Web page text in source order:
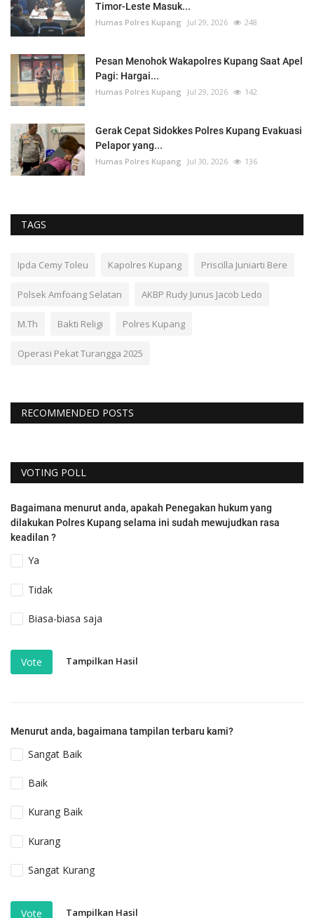
Timor-Leste Masuk...
Humas Polres Kupang Jul 29, 2026 248
Pesan Menohok Wakapolres Kupang Saat Apel
Pagi: Hargai...
Humas Polres Kupang Jul 29, 2026 142
Gerak Cepat Sidokkes Polres Kupang Evakuasi
Pelapor yang...
Humas Polres Kupang Jul 30, 2026 136
TAGS
Ipda Cemy Toleu Kapolres Kupang Priscilla Juniarti Bere
Polsek Amfoang Selatan AKBP Rudy Junus Jacob Ledo
M.Th Bakti Religi Polres Kupang
Operasi Pekat Turangga 2025
RECOMMENDED POSTS
VOTING POLL
Bagaimana menurut anda, apakah Penegakan hukum yang
dilakukan Polres Kupang selama ini sudah mewujudkan rasa
keadilan ?
Ya
Tidak
Biasa-biasa saja
Vote Tampilkan Hasil
Menurut anda, bagaimana tampilan terbaru kami?
Sangat Baik
Baik
Kurang Baik
Kurang
Sangat Kurang
Vote Tampilkan Hasil